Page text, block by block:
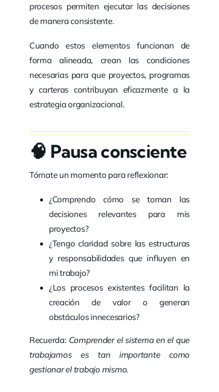
procesos permiten ejecutar las decisiones
de manera consistente.
Cuando estos elementos funcionan de
forma alineada, crean las condiciones
necesarias para que proyectos, programas
y carteras contribuyan eficazmente a la
estrategia organizacional.
🧠 Pausa consciente
Tómate un momento para reflexionar:
¿Comprendo cómo se toman las
decisiones relevantes para mis
proyectos?
¿Tengo claridad sobre las estructuras
y responsabilidades que influyen en
mi trabajo?
¿Los procesos existentes facilitan la
creación de valor o generan
obstáculos innecesarios?
Recuerda: Comprender el sistema en el que
trabajamos es tan importante como
gestionar el trabajo mismo.